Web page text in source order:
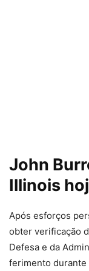
John
Illinois
Após esforços
obter verificação
Defesa e da
ferimento durante